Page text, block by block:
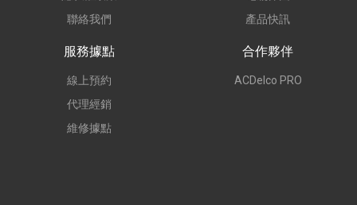
聯絡我們
產品快訊
服務據點
線上預約
代理經銷
維修據點
合作夥伴
ACDelco PRO